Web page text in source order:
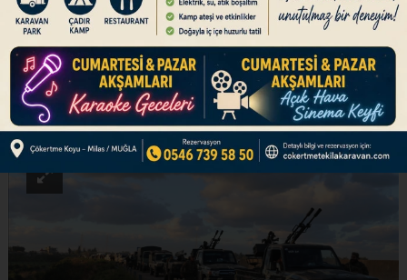
secure areas as terror group retreats to east of
river, facilitating return of civilians
ABONE OL